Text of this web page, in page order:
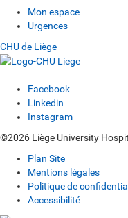
Mon espace
Urgences
CHU de Liège
Facebook
Linkedin
Instagram
©2026 Liège University
Plan Site
Mentions légales
Politique de
Accessibilité